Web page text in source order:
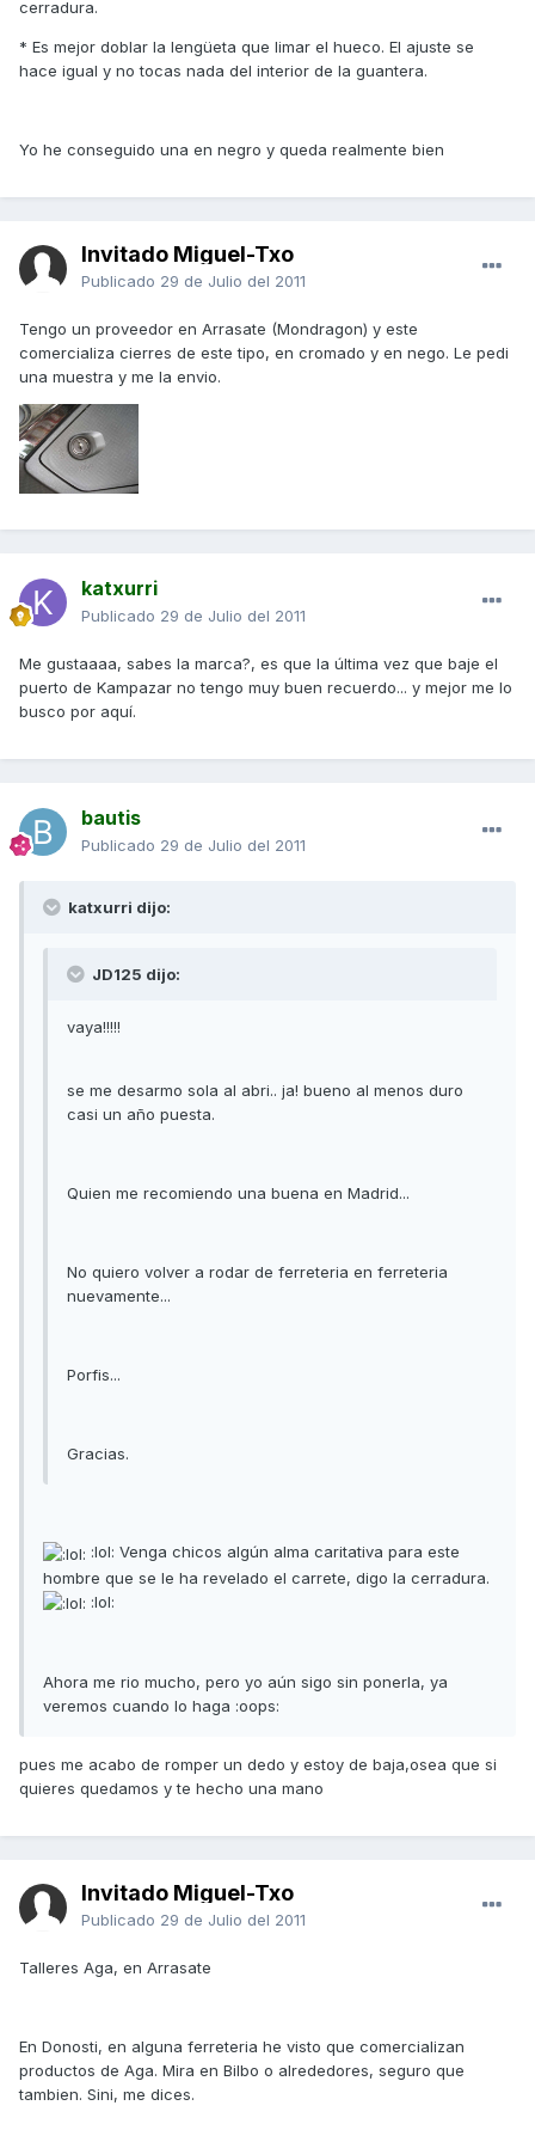
cerradura.
* Es mejor doblar la lengüeta que limar el hueco. El ajuste se
hace igual y no tocas nada del interior de la guantera.
Yo he conseguido una en negro y queda realmente bien
Invitado Miguel-Txo
Publicado 29 de Julio del 2011
Tengo un proveedor en Arrasate (Mondragon) y este
comercializa cierres de este tipo, en cromado y en nego. Le pedi
una muestra y me la envio.
katxurri
Publicado 29 de Julio del 2011
Me gustaaaa, sabes la marca?, es que la última vez que baje el
puerto de Kampazar no tengo muy buen recuerdo... y mejor me lo
busco por aquí.
bautis
Publicado 29 de Julio del 2011
katxurri dijo:
JD125 dijo:
vaya!!!!!
se me desarmo sola al abri.. ja! bueno al menos duro
casi un año puesta.
Quien me recomiendo una buena en Madrid...
No quiero volver a rodar de ferreteria en ferreteria
nuevamente...
Porfis...
Gracias.
:lol: Venga chicos algún alma caritativa para este
hombre que se le ha revelado el carrete, digo la cerradura.
:lol:
Ahora me rio mucho, pero yo aún sigo sin ponerla, ya
veremos cuando lo haga :oops:
pues me acabo de romper un dedo y estoy de baja,osea que si
quieres quedamos y te hecho una mano
Invitado Miguel-Txo
Publicado 29 de Julio del 2011
Talleres Aga, en Arrasate
En Donosti, en alguna ferreteria he visto que comercializan
productos de Aga. Mira en Bilbo o alrededores, seguro que
tambien. Sini, me dices.